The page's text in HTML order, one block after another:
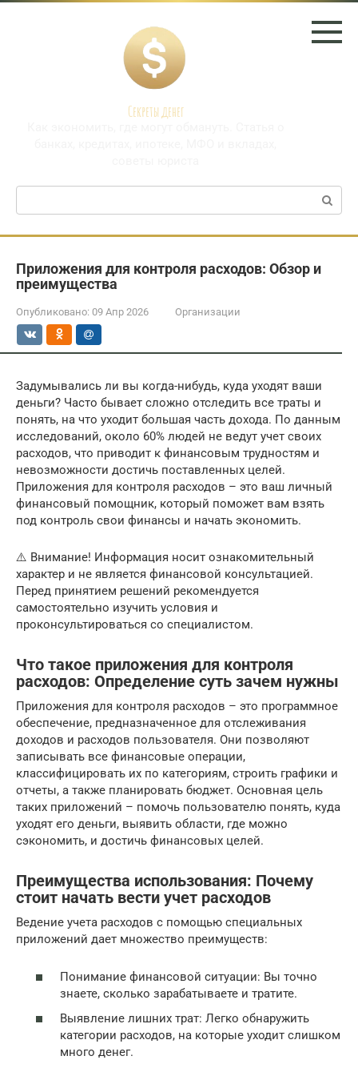
Перейти
Секреты денег
Поиск:
Приложения для контроля расходов: Обзор и
преимущества
Опубликовано: 09 Апр 2026 Организации
Задумывались ли вы когда-нибудь, куда уходят ваши
деньги? Часто бывает сложно отследить все траты и
понять, на что уходит большая часть дохода. По данным
исследований, около 60% людей не ведут учет своих
расходов, что приводит к финансовым трудностям и
невозможности достичь поставленных целей.
Приложения для контроля расходов – это ваш личный
финансовый помощник, который поможет вам взять
под контроль свои финансы и начать экономить.
⚠️ Внимание! Информация носит ознакомительный
характер и не является финансовой консультацией.
Перед принятием решений рекомендуется
самостоятельно изучить условия и
проконсультироваться со специалистом.
Что такое приложения для контроля
расходов: Определение суть зачем нужны
Приложения для контроля расходов – это программное
обеспечение, предназначенное для отслеживания
доходов и расходов пользователя. Они позволяют
записывать все финансовые операции,
классифицировать их по категориям, строить графики и
отчеты, а также планировать бюджет. Основная цель
таких приложений – помочь пользователю понять, куда
уходят его деньги, выявить области, где можно
сэкономить, и достичь финансовых целей.
Преимущества использования: Почему
стоит начать вести учет расходов
Ведение учета расходов с помощью специальных
приложений дает множество преимуществ:
Понимание финансовой ситуации: Вы точно
знаете, сколько зарабатываете и тратите.
Выявление лишних трат: Легко обнаружить
категории расходов, на которые уходит слишком
много денег.